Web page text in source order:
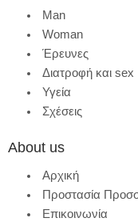
Man
Woman
Έρευνες
Διατροφή και sex
Υγεία
Σχέσεις
About us
Αρχική
Προστασία
Επικοινωνία